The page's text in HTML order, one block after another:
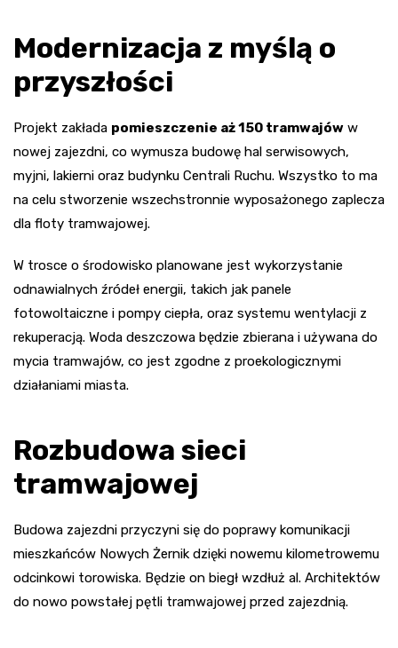
Modernizacja z myślą o
przyszłości
Projekt zakłada pomieszczenie aż 150 tramwajów w
nowej zajezdni, co wymusza budowę hal serwisowych,
myjni, lakierni oraz budynku Centrali Ruchu. Wszystko to ma
na celu stworzenie wszechstronnie wyposażonego zaplecza
dla floty tramwajowej.
W trosce o środowisko planowane jest wykorzystanie
odnawialnych źródeł energii, takich jak panele
fotowoltaiczne i pompy ciepła, oraz systemu wentylacji z
rekuperacją. Woda deszczowa będzie zbierana i używana do
mycia tramwajów, co jest zgodne z proekologicznymi
działaniami miasta.
Rozbudowa sieci
tramwajowej
Budowa zajezdni przyczyni się do poprawy komunikacji
mieszkańców Nowych Żernik dzięki nowemu kilometrowemu
odcinkowi torowiska. Będzie on biegł wzdłuż al. Architektów
do nowo powstałej pętli tramwajowej przed zajezdnią.